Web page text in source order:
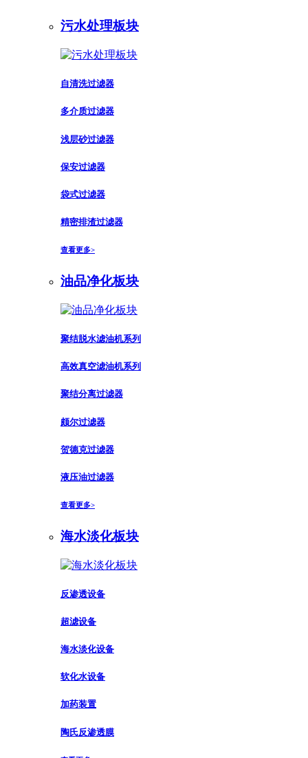
污水处理板块
自清洗过滤器
多介质过滤器
浅层砂过滤器
保安过滤器
袋式过滤器
精密排渣过滤器
查看更多>
油品净化板块
聚结脱水滤油机系列
高效真空滤油机系列
聚结分离过滤器
颇尔过滤器
贺德克过滤器
液压油过滤器
查看更多>
海水淡化板块
反渗透设备
超滤设备
海水淡化设备
软化水设备
加药装置
陶氏反渗透膜